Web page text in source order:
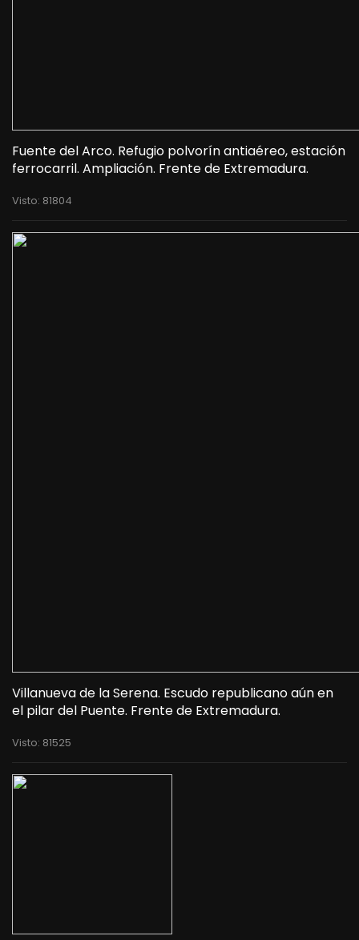
Fuente del Arco. Refugio polvorín antiaéreo, estación
ferrocarril. Ampliación. Frente de Extremadura.
Visto: 81804
Villanueva de la Serena. Escudo republicano aún en
el pilar del Puente. Frente de Extremadura.
Visto: 81525